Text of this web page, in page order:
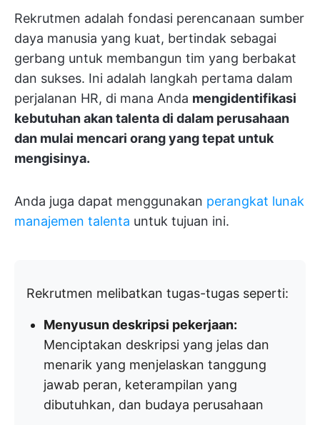
Rekrutmen adalah fondasi perencanaan sumber
daya manusia yang kuat, bertindak sebagai
gerbang untuk membangun tim yang berbakat
dan sukses. Ini adalah langkah pertama dalam
perjalanan HR, di mana Anda mengidentifikasi
kebutuhan akan talenta di dalam perusahaan
dan mulai mencari orang yang tepat untuk
mengisinya.
Anda juga dapat menggunakan perangkat lunak
manajemen talenta untuk tujuan ini.
Rekrutmen melibatkan tugas-tugas seperti:
Menyusun deskripsi pekerjaan:
Menciptakan deskripsi yang jelas dan
menarik yang menjelaskan tanggung
jawab peran, keterampilan yang
dibutuhkan, dan budaya perusahaan